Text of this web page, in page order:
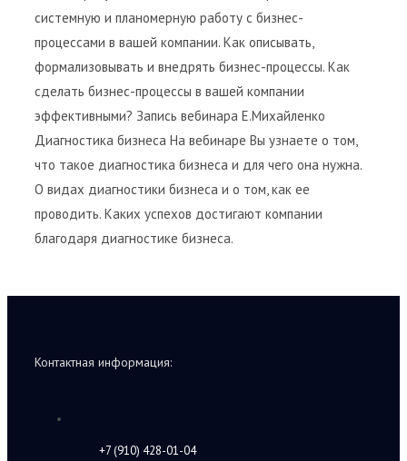
системную и планомерную работу с бизнес-
процессами в вашей компании. Как описывать,
формализовывать и внедрять бизнес-процессы. Как
сделать бизнес-процессы в вашей компании
эффективными? Запись вебинара Е.Михайленко
Диагностика бизнеса На вебинаре Вы узнаете о том,
что такое диагностика бизнеса и для чего она нужна.
О видах диагностики бизнеса и о том, как ее
проводить. Каких успехов достигают компании
благодаря диагностике бизнеса.
Контактная информация:
+7 (910) 428-01-04